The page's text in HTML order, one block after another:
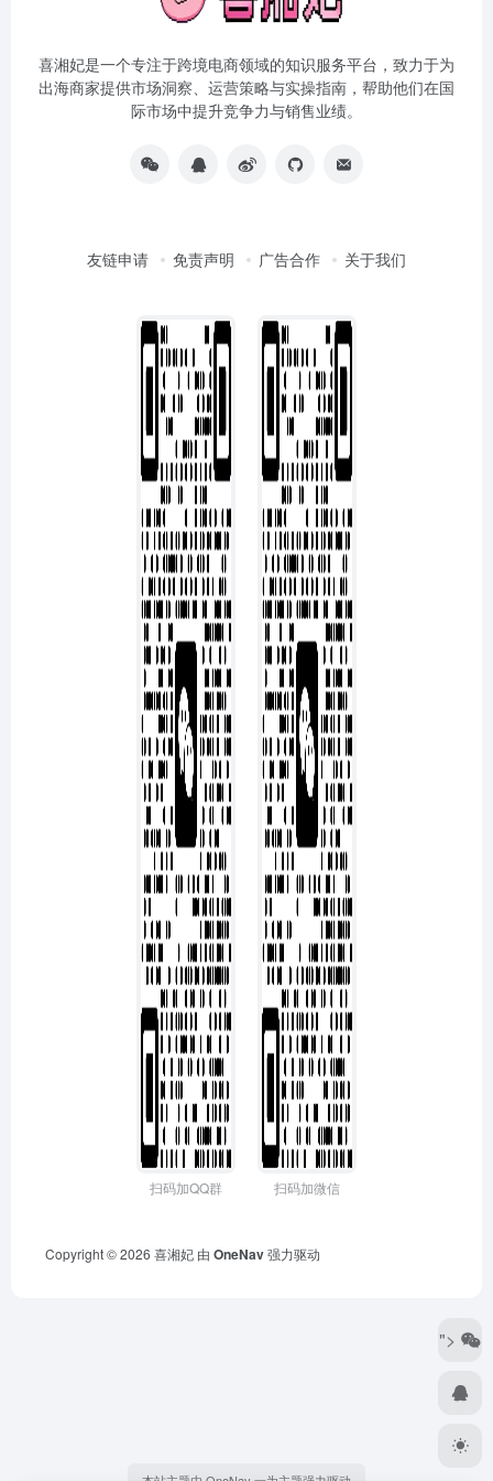
喜湘妃是一个专注于跨境电商领域的知识服务平台，致力于为
出海商家提供市场洞察、运营策略与实操指南，帮助他们在国
际市场中提升竞争力与销售业绩。
友链申请 免责声明 广告合作 关于我们
扫码加QQ群 扫码加微信
Copyright © 2026 喜湘妃 由 OneNav强力驱动
">